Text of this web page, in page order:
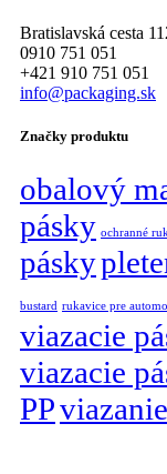
Bratislavská cesta
0910 751 051
+421 910 751 051
info@packaging.sk
Značky produktu
obalový
pásky ochranné
pásky
bustard rukavice pre
viazacie
viazacie
PP